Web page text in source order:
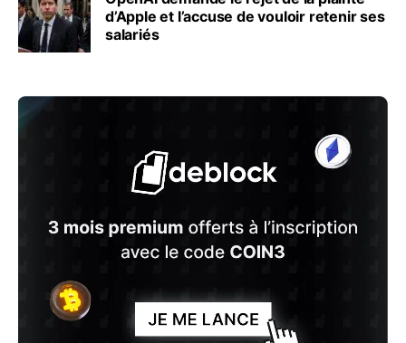
d’Apple et l’accuse de vouloir retenir ses
salariés